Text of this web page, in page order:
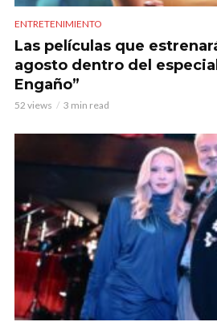
ENTRETENIMIENTO
Las películas que
agosto dentro del
Engaño”
52 views 3 min read